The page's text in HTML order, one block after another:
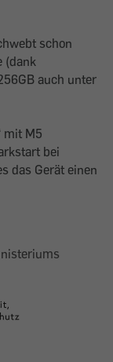
schon
(dank
auch unter
mit M5
bei
das Gerät einen